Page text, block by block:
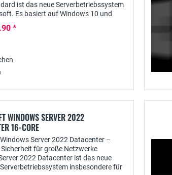
ist das neue Serverbetriebssystem
Es basiert auf Windows 10 und
*
WINDOWS SERVER 2022
16-CORE
Server 2022 Datacenter –
für große Netzwerke
2022 Datacenter ist das neue
insbesondere für